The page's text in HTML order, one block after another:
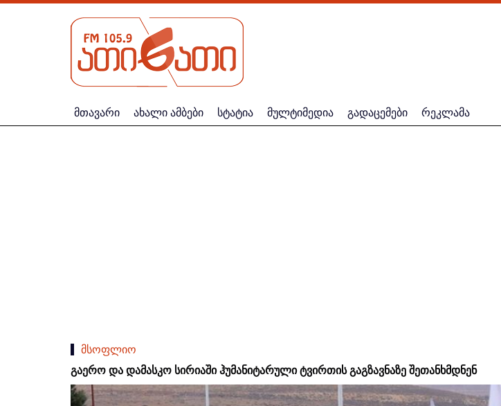
მთავარი ახალი ამბები სტატია მულტიმედია გადაცემები რეკლამა
მსოფლიო
გაერო და დამასკო სირიაში ჰუმანიტარული ტვირთის გაგზავნაზე შეთანხმდნენ